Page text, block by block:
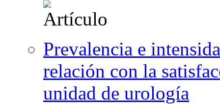
Prevalencia e
relación con la
unidad de urología